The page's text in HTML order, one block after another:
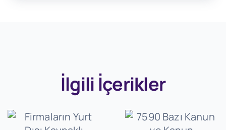
İlgili İçerikler